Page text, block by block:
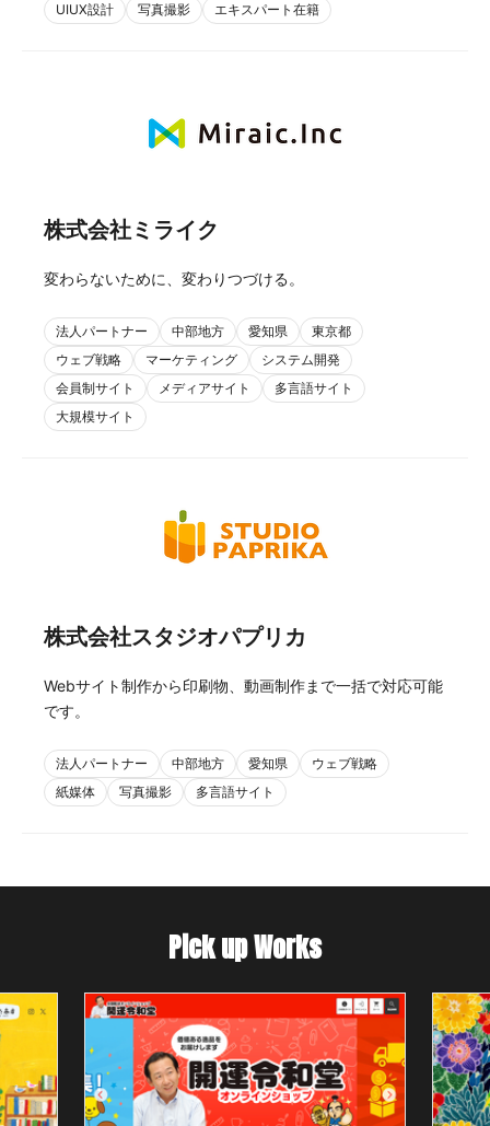
UIUX設計
写真撮影 エキスパート在籍
株式会社ミライク
変わらないために、変わりつづける。
法人パートナー 中部地方 愛知県
東京都
ウェブ戦略
マーケティング
システム開発
会員制サイト
メディアサイト
多言語サイト
大規模サイト
株式会社スタジオパプリカ
Webサイト制作から印刷物、動画制作まで一括で対応可能
です。
法人パートナー 中部地方 愛知県
ウェブ戦略
紙媒体
写真撮影 多言語サイト
Pick up Works